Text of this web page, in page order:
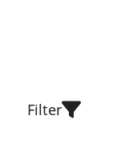
Filter